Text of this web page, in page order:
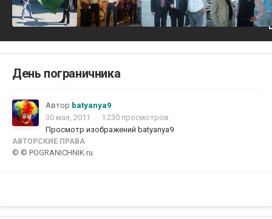
День пограничника
Автор batyanya9
30 мая, 2011
1 230 просмотров
Просмотр изображений batyanya9
АВТОРСКИЕ ПРАВА
© © POGRANICHNIK.ru